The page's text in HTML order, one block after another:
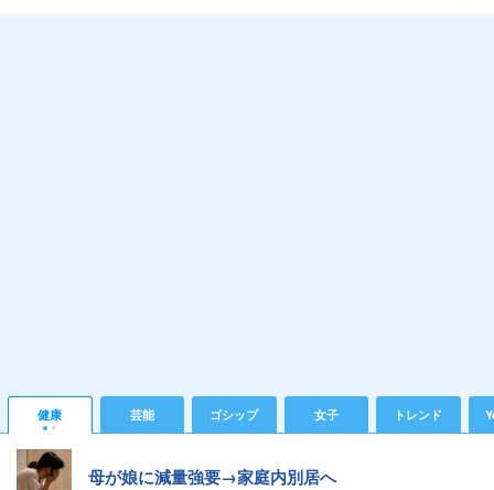
健康 芸能 ゴシップ 女子 トレンド
母が娘に減量強要→家庭内別居へ